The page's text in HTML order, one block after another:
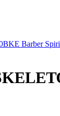
Barber